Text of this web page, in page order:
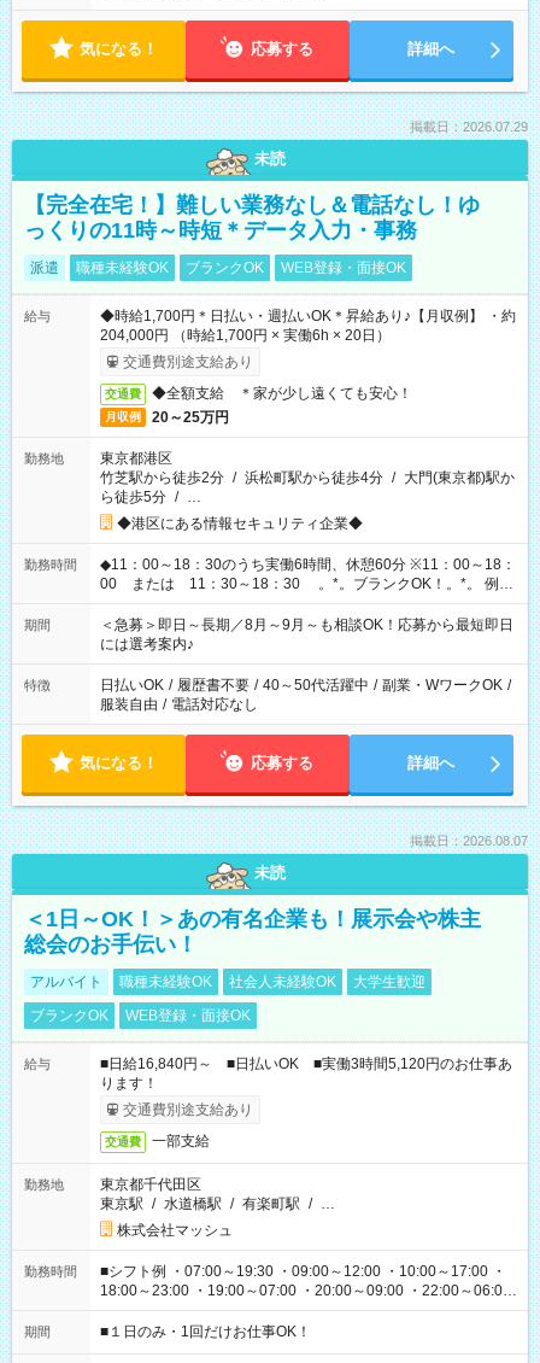
気になる！ 応募する 詳細へ
掲載日：2026.07.29
未読
【完全在宅！】難しい業務なし＆電話なし！ゆ
っくりの11時～時短＊データ入力・事務
派遣 職種未経験OK ブランクOK WEB登録・面接OK
給与
◆時給1,700円＊日払い・週払いOK＊昇給あり♪【月収例】 ・約
204,000円 （時給1,700円 × 実働6h × 20日）
交通費別途支給あり
交通費 ◆全額支給 ＊家が少し遠くても安心！
月収例 20～25万円
勤務地
東京都港区
竹芝駅から徒歩2分 / 浜松町駅から徒歩4分 / 大門(東京都)駅か
ら徒歩5分 / …
◆港区にある情報セキュリティ企業◆
勤務時間
◆11：00～18：30のうち実働6時間、休憩60分 ※11：00～18：
00 または 11：30～18：30 。*。ブランクOK！。*。 例え
ば前職が、 在宅/財団法人/事務/コールセンター/受付/販売/カフェ
スタッフ スイーツ販売/ホテルフロント/化粧品販売/など 様々な
業界から入社して活躍されています♪
期間
＜急募＞即日～長期／8月～9月～も相談OK！応募から最短即日
には選考案内♪
特徴 日払いOK / 履歴書不要 / 40～50代活躍中 / 副業・WワークOK /
服装自由 / 電話対応なし
気になる！ 応募する 詳細へ
掲載日：2026.08.07
未読
＜1日～OK！＞あの有名企業も！展示会や株主
総会のお手伝い！
アルバイト 職種未経験OK 社会人未経験OK
大学生歓迎
ブランクOK
WEB登録・面接OK
給与
■日給16,840円～ ■日払いOK ■実働3時間5,120円のお仕事あ
ります！
交通費別途支給あり
交通費 一部支給
勤務地
東京都千代田区
東京駅 / 水道橋駅 / 有楽町駅 / …
株式会社マッシュ
勤務時間
■シフト例 ・07:00～19:30 ・09:00～12:00 ・10:00～17:00 ・
18:00～23:00 ・19:00～07:00 ・20:00～09:00 ・22:00～06:00
etc ★最短で3時間で5,120円のお仕事から 15時間で2万円近く稼
げるお仕事も！ ご希望のお時間に合わせてご紹介！ ※シフトは
期間 ■１日のみ・1回だけお仕事OK！